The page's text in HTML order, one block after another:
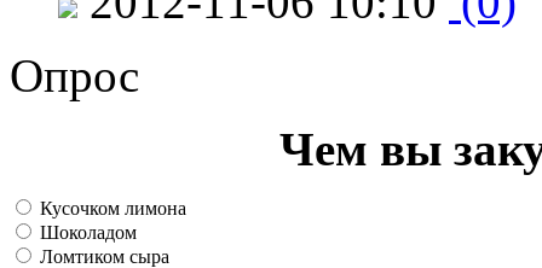
Опрос
Чем вы
Кусочком лимона
Шоколадом
Ломтиком сыра